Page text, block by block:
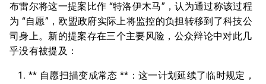
布雷尔将这一提案比作 “特洛伊木马”，认为通过称该过程
为 “自愿”，欧盟政府实际上将监控的负担转移到了科技公
司身上。新的提案存在三个主要风险，公众辩论中对此几
乎没有被提及：
** 自愿扫描变成常态 **：这一计划延续了临时规定，